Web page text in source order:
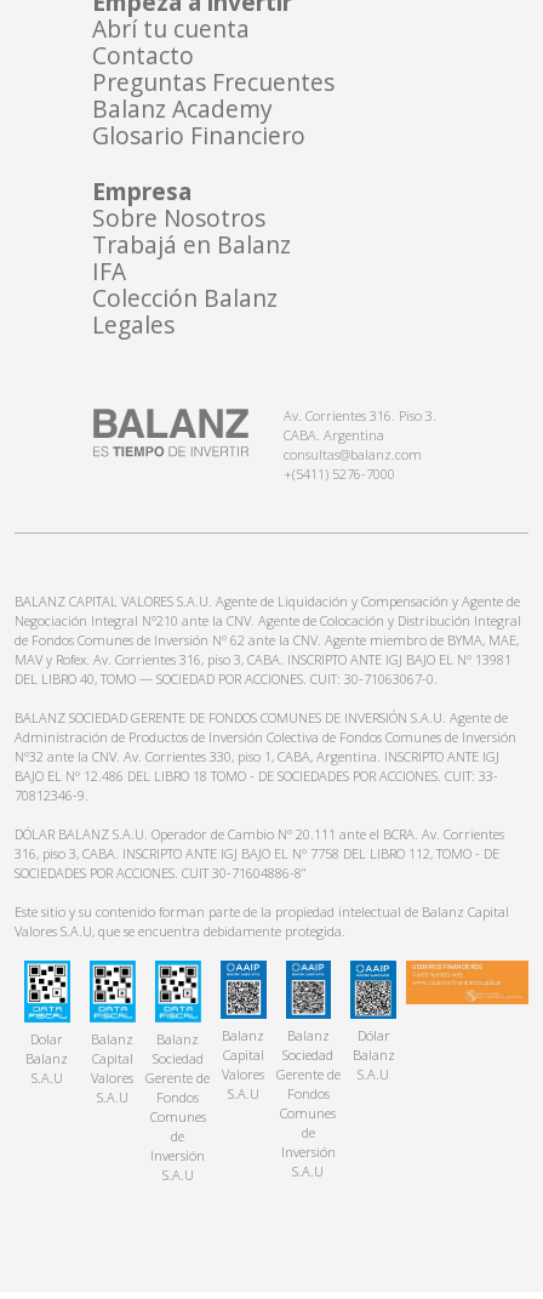
Av. Corrientes 316. Piso 3.
CABA. Argentina
consultas@balanz.com
+(5411) 5276-7000
Abrí tu cuenta
Contacto
Preguntas Frecuentes
Balanz Academy
Glosario Financiero
Empresa
Sobre Nosotros
Trabajá en Balanz
IFA
Colección Balanz
Legales
BALANZ CAPITAL VALORES S.A.U. Agente de Liquidación y Compensación y Agente de
Negociación Integral N°210 ante la CNV. Agente de Colocación y Distribución Integral
de Fondos Comunes de Inversión N° 62 ante la CNV. Agente miembro de BYMA, MAE,
MAV y Rofex. Av. Corrientes 316, piso 3, CABA. INSCRIPTO ANTE IGJ BAJO EL N° 13981
DEL LIBRO 40, TOMO — SOCIEDAD POR ACCIONES. CUIT: 30-71063067-0.
BALANZ SOCIEDAD GERENTE DE FONDOS COMUNES DE INVERSIÓN S.A.U. Agente de
Administración de Productos de Inversión Colectiva de Fondos Comunes de Inversión
N°32 ante la CNV. Av. Corrientes 330, piso 1, CABA, Argentina. INSCRIPTO ANTE IGJ
BAJO EL N° 12.486 DEL LIBRO 18 TOMO - DE SOCIEDADES POR ACCIONES. CUIT: 33-
70812346-9.
DÓLAR BALANZ S.A.U. Operador de Cambio N° 20.111 ante el BCRA. Av. Corrientes
316, piso 3, CABA. INSCRIPTO ANTE IGJ BAJO EL N° 7758 DEL LIBRO 112, TOMO - DE
SOCIEDADES POR ACCIONES. CUIT 30-71604886-8”
Este sitio y su contenido forman parte de la propiedad intelectual de Balanz Capital
Valores S.A.U, que se encuentra debidamente protegida.
Dolar
Balanz
S.A.U
Balanz
Capital
Valores
S.A.U
Balanz
Sociedad
Gerente de
Fondos
Comunes
de
Inversión
S.A.U
Balanz
Capital
Valores
S.A.U
Balanz
Sociedad
Gerente de
Fondos
Comunes
de
Inversión
S.A.U
Dólar
Balanz
S.A.U